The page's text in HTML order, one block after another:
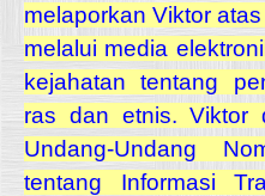
melaporkan Viktor
melalui media
kejahatan tentang
ras dan etnis.Viktor
Undang-Undang
tentang Informasi